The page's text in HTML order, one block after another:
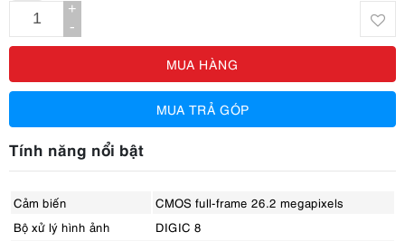
+
-
MUA HÀNG
MUA TRẢ GÓP
Tính năng nổi bật
Cảm biến
CMOS full-frame 26.2 megapixels
Bộ xử lý hình ảnh
DIGIC 8